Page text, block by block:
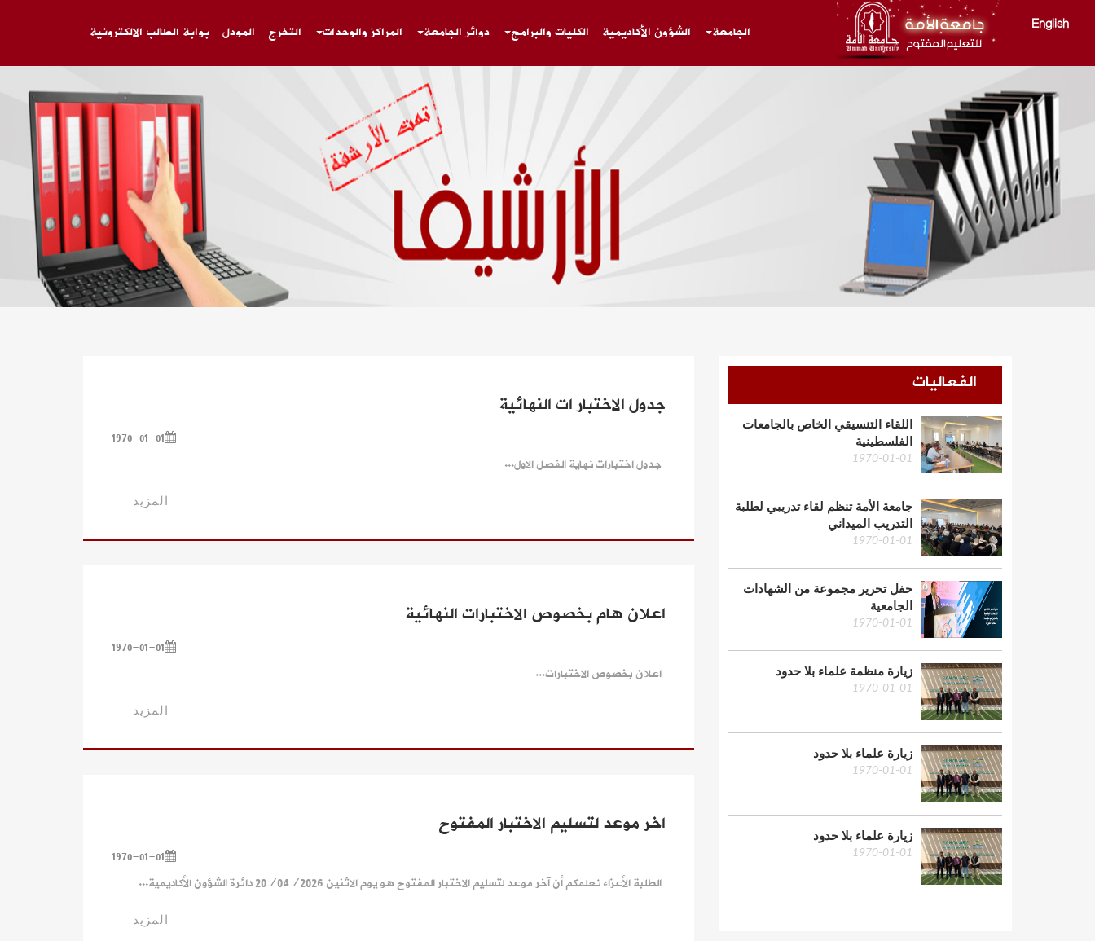
English الجامعة الشؤون الأكاديمية الكليات والبرامج دوائر الجامعة المراكز والوحدات التخرج المودل بوابة الطالب الالكترونية
الفعاليات
اللقاء التنسيقي الخاص بالجامعات
الفلسطينية
1970-01-01
جامعة الأمة تنظم لقاء تدريبي لطلبة
التدريب الميداني
1970-01-01
حفل تحرير مجموعة من الشهادات
الجامعية
1970-01-01
زيارة منظمة علماء بلا حدود
1970-01-01
زيارة علماء بلا حدود
1970-01-01
زيارة علماء بلا حدود
1970-01-01
جدول الاختبار ات النهائية
1970-01-01
جدول اختبارات نهاية الفصل الاول...
المزيد
اعلان هام بخصوص الاختبارات النهائية
1970-01-01
اعلان بخصوص الاختبارات...
المزيد
اخر موعد لتسليم الاختبار المفتوح
1970-01-01
الطلبة الأعزاء نعلمكم أن آخر موعد لتسليم الاختبار المفتوح هو يوم الاثنين 20/04/2026 دائرة الشؤون الأكاديمية...
المزيد